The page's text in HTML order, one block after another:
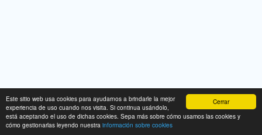
Cerrar
Este sitio web usa cookies para ayudarnos a brindarle la mejor
experiencia de uso cuando nos visita. Si continua usándolo,
está aceptando el uso de dichas cookies. Sepa más sobre cómo usamos las cookies y
cómo gestionarlas leyendo nuestra información sobre cookies